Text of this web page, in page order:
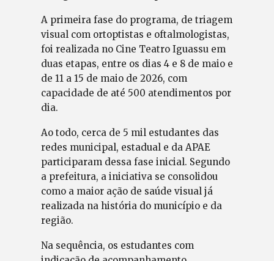
A primeira fase do programa, de triagem
visual com ortoptistas e oftalmologistas,
foi realizada no Cine Teatro Iguassu em
duas etapas, entre os dias 4 e 8 de maio e
de 11 a 15 de maio de 2026, com
capacidade de até 500 atendimentos por
dia.
Ao todo, cerca de 5 mil estudantes das
redes municipal, estadual e da APAE
participaram dessa fase inicial. Segundo
a prefeitura, a iniciativa se consolidou
como a maior ação de saúde visual já
realizada na história do município e da
região.
Na sequência, os estudantes com